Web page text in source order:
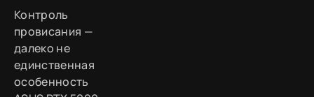
Контроль
провисания —
далеко не
единственная
особенность